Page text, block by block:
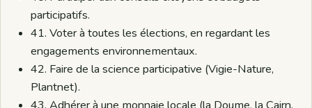
participatifs.
41. Voter à toutes les élections, en regardant les
engagements environnementaux.
42. Faire de la science participative (Vigie-Nature,
Plantnet).